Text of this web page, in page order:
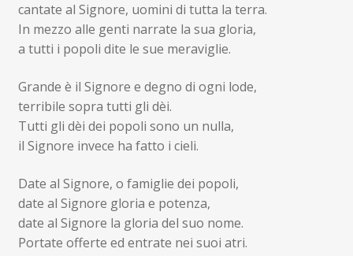
cantate al Signore, uomini di tutta la terra.
In mezzo alle genti narrate la sua gloria,
a tutti i popoli dite le sue meraviglie.
Grande è il Signore e degno di ogni lode,
terribile sopra tutti gli dèi.
Tutti gli dèi dei popoli sono un nulla,
il Signore invece ha fatto i cieli.
Date al Signore, o famiglie dei popoli,
date al Signore gloria e potenza,
date al Signore la gloria del suo nome.
Portate offerte ed entrate nei suoi atri.